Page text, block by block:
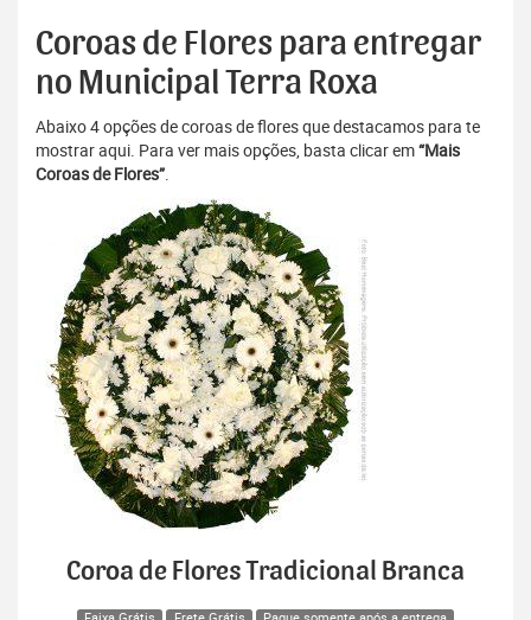
Coroas de Flores para entregar
no Municipal Terra Roxa
Abaixo 4 opções de coroas de flores que destacamos para te
mostrar aqui. Para ver mais opções, basta clicar em“Mais
Coroas de Flores”.
Coroa de Flores Tradicional Branca